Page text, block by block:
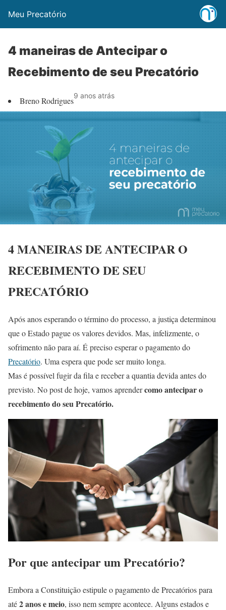
Meu Precatório
4 maneiras de Antecipar o
Recebimento de seu Precatório
Breno Rodrigues9 anos atrás
4 MANEIRAS DE ANTECIPAR O
RECEBIMENTO DE SEU
PRECATÓRIO
Após anos esperando o término do processo, a justiça determinou
que o Estado pague os valores devidos. Mas, infelizmente, o
sofrimento não para aí. É preciso esperar o pagamento do
Precatório. Uma espera que pode ser muito longa.
Mas é possível fugir da fila e receber a quantia devida antes do
previsto. No post de hoje, vamos aprendercomo antecipar o
recebimento do seu Precatório.
Por que antecipar um Precatório?
Embora a Constituição estipule o pagamento de Precatórios para
até2 anos e meio, isso nem sempre acontece. Alguns estados e